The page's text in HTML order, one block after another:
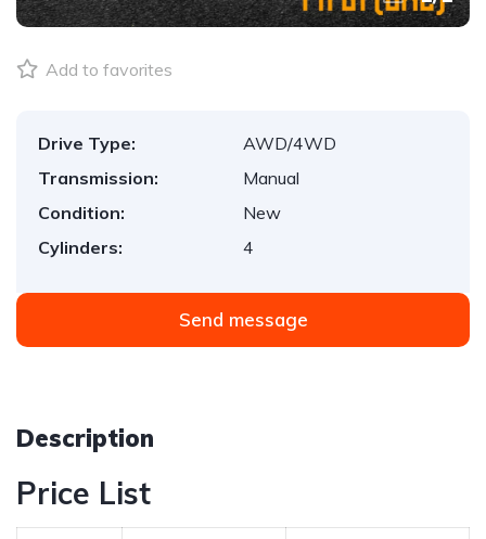
Add to favorites
Drive Type:
AWD/4WD
Transmission:
Manual
Condition:
New
Cylinders:
4
Send message
Description
Price List